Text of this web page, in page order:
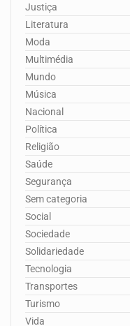
Justiça
Literatura
Moda
Multimédia
Mundo
Música
Nacional
Política
Religião
Saúde
Segurança
Sem categoria
Social
Sociedade
Solidariedade
Tecnologia
Transportes
Turismo
Vida